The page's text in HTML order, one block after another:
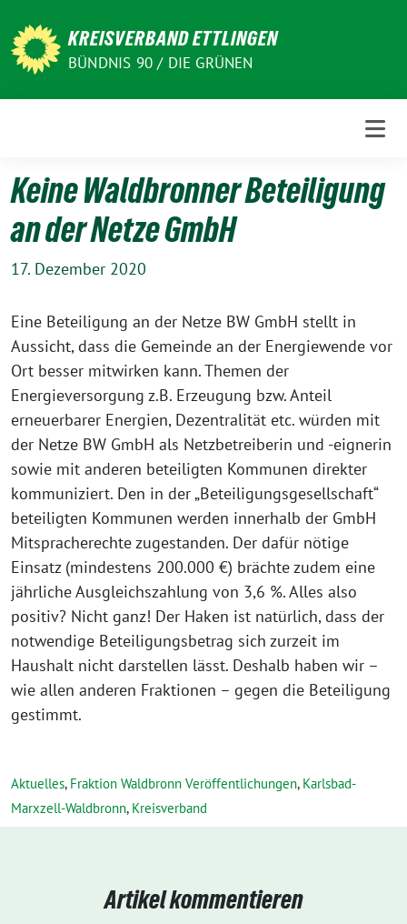
zum
Inhalt
KREISVERBAND ETTLINGEN
BÜNDNIS 90 / DIE GRÜNEN
Keine Waldbronner Beteiligung
an der Netze GmbH
17. Dezember 2020
Eine Beteiligung an der Netze BW GmbH stellt in
Aussicht, dass die Gemeinde an der Energiewende vor
Ort besser mitwirken kann. Themen der
Energieversorgung z.B. Erzeugung bzw. Anteil
erneuerbarer Energien, Dezentralität etc. würden mit
der Netze BW GmbH als Netzbetreiberin und -eignerin
sowie mit anderen beteiligten Kommunen direkter
kommuniziert. Den in der „Beteiligungsgesellschaft“
beteiligten Kommunen werden innerhalb der GmbH
Mitspracherechte zugestanden. Der dafür nötige
Einsatz (mindestens 200.000 €) brächte zudem eine
jährliche Ausgleichszahlung von 3,6 %. Alles also
positiv? Nicht ganz! Der Haken ist natürlich, dass der
notwendige Beteiligungsbetrag sich zurzeit im
Haushalt nicht darstellen lässt. Deshalb haben wir –
wie allen anderen Fraktionen – gegen die Beteiligung
gestimmt.
Aktuelles, Fraktion Waldbronn Veröffentlichungen, Karlsbad-
Marxzell-Waldbronn, Kreisverband
Artikel kommentieren